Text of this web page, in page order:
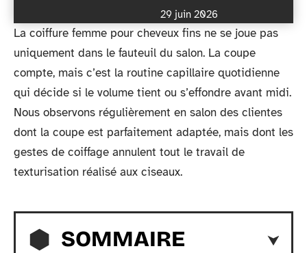
29 juin 2026
La coiffure femme pour cheveux fins ne se joue pas
uniquement dans le fauteuil du salon. La coupe
compte, mais c’est la routine capillaire quotidienne
qui décide si le volume tient ou s’effondre avant midi.
Nous observons régulièrement en salon des clientes
dont la coupe est parfaitement adaptée, mais dont les
gestes de coiffage annulent tout le travail de
texturisation réalisé aux ciseaux.
SOMMAIRE